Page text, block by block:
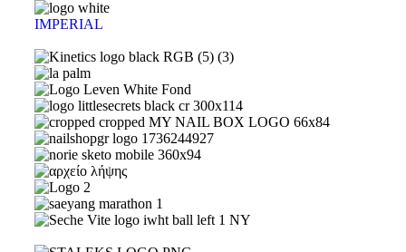
IMPERIAL